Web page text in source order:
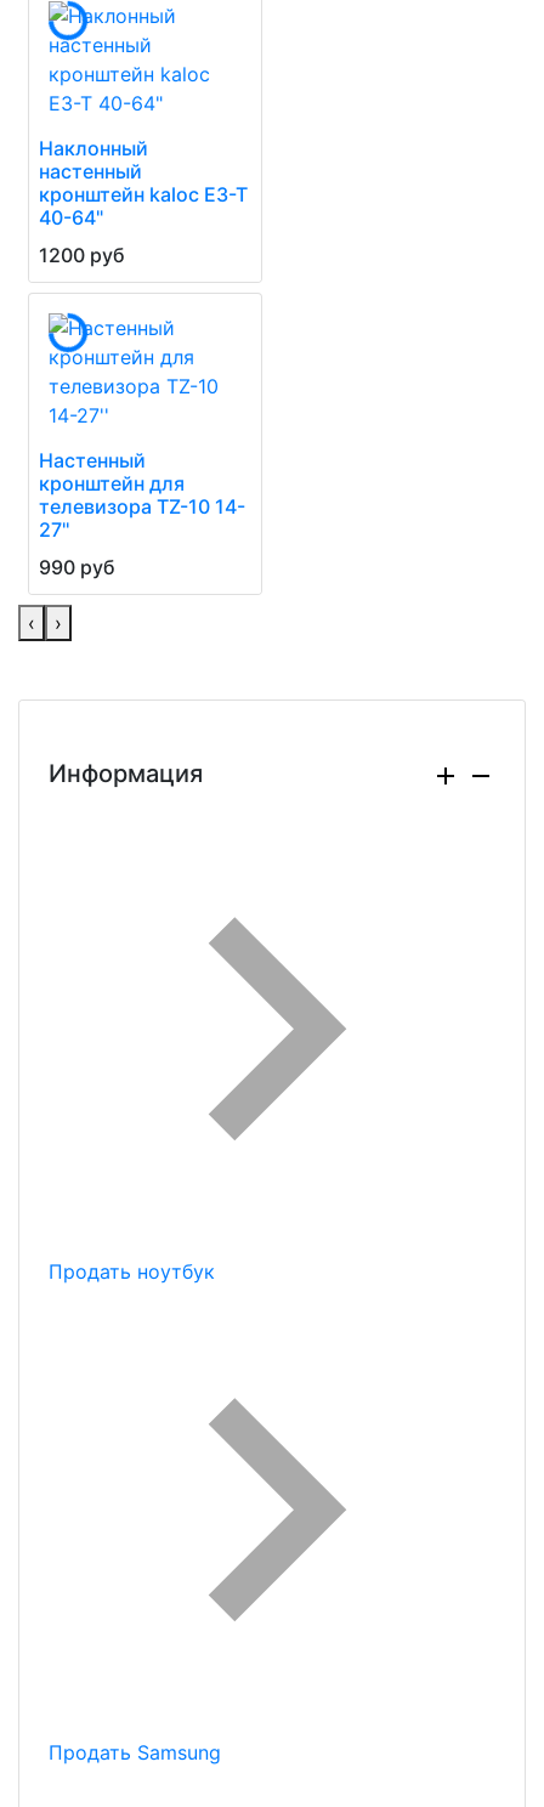
Наклонный
настенный
кронштейн kaloc E3-T
40-64"
1200 руб
Настенный
кронштейн для
телевизора TZ-10 14-
27''
990 руб
‹ ›
Информация
Продать ноутбук
Продать Samsung